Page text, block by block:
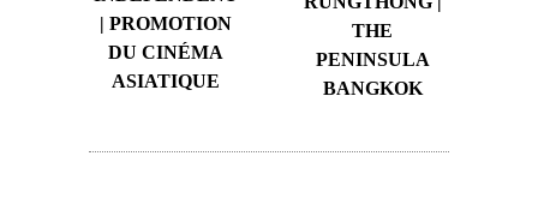
| PROMOTION
DU CINÉMA
ASIATIQUE
THE
PENINSULA
BANGKOK